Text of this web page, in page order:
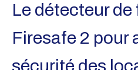
Le détecteur de
Firesafe 2 pour
sécurité des